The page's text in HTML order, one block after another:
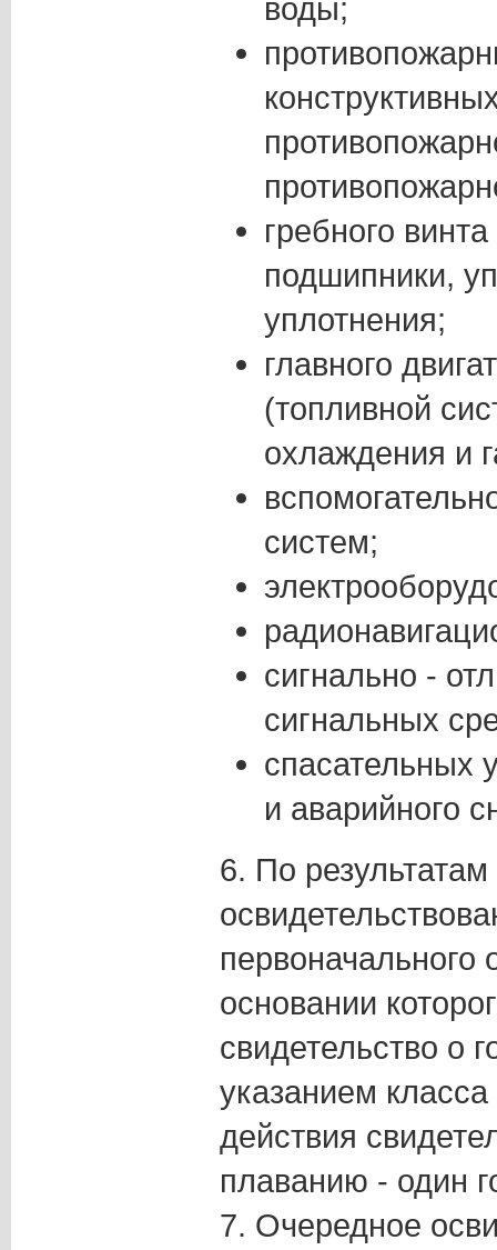
воды;
гребного
подшипники,
уплотнения;
главного
(топливной
охлаждения и
систем;
сигнально -
сигнальных
спасательных
и аварийного
6. По
первоначального
основании
свидетельство о
указанием
действия
плаванию - один
7. Очередное